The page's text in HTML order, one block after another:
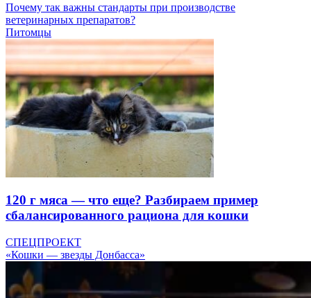
Почему так важны стандарты при производстве
ветеринарных препаратов?
Питомцы
120 г мяса — что еще? Разбираем пример
сбалансированного рациона для кошки
СПЕЦПРОЕКТ
«Кошки — звезды Донбасса»